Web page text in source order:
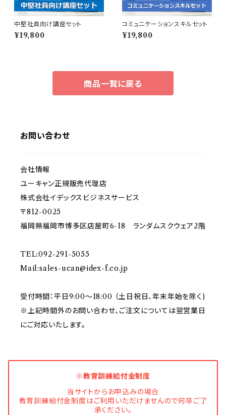
中堅社員向け講座セット
¥19,800
コミュニケーションスキルセット
¥19,800
商品一覧に戻る
お問い合わせ
会社情報
ユーキャン正規販売代理店
株式会社イデックスビジネスサービス
〒812-0025
福岡県福岡市博多区店屋町6-18 ランダムスクウェア2階
TEL:092-291-5055
Mail:sales-ucan@idex-f.co.jp
受付時間：平日9:00～18:00 （土日祝日、年末年始を除く)
※上記時間外のお問い合わせ、ご注文については翌営業日
にご対応いたします。
※教育訓練給付金制度
当サイトからお申込みの場合
教育訓練給付金制度はご利用いただけませんので何卒ご了
承ください。